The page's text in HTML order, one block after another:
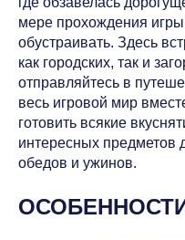
мере прохождения
обустраивать. Здесь
как городских, так и
отправляйтесь в
весь игровой мир
готовить всякие
интересных предметов
обедов и ужинов.